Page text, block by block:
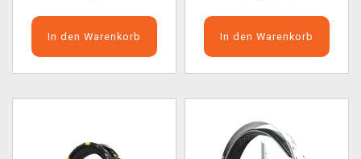
In den Warenkorb In den Warenkorb